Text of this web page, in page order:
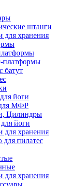
штанги
для хранения
платформы
батут
йоги
МФР
Цилиндры
йоги
для хранения
для пилатес
для хранения